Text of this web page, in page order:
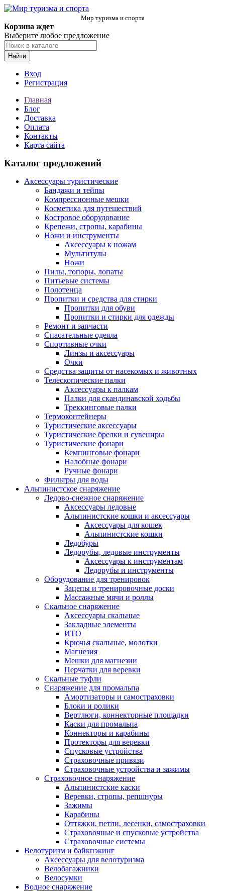
Мир туризма и спорта
Корзина ждет
Выберите любое предложение
Найти
Вход
Регистрация
Главная
Блог
Доставка
Оплата
Контакты
Карта сайта
Каталог предложений
Аксессуары туристические
Бандажи и тейпы
Компрессионные мешки
Косметика для путешествий
Костровое оборудование
Крепежи, стропы, карабины
Ножи и инструменты
Аксессуары к ножам
Мультитулы
Ножи
Пилы, топоры, лопаты
Питьевые системы
Полотенца
Пропитки и средства для стирки
Пропитки для обуви
Пропитки и стирки для одежды
Ремонт и запчасти
Спасательные одеяла
Спортивные очки
Линзы и аксессуары
Очки
Средства защиты от насекомых и животных
Телескопические палки
Аксессуары к палкам
Палки для скандинавской ходьбы
Треккинговые палки
Термоконтейнеры
Туристические аксессуары
Туристические брелки и сувениры
Туристические фонари
Кемпинговые фонари
Налобные фонари
Ручные фонари
Фильтры для воды
Альпинистское снаряжение
Ледово-снежное снаряжение
Аксессуары ледовые
Альпинистские кошки и аксессуары
Аксессуары для кошек
Альпинистские кошки
Ледобуры
Ледорубы, ледовые инструменты
Аксессуары к инструментам
Ледорубы и инструменты
Оборудование для тренировок
Зацепы и тренировочные доски
Массажные мячи и роллы
Скальное снаряжение
Аксессуары скальные
Закладные элементы
ИТО
Крючья скальные, молотки
Магнезия
Мешки для магнезии
Перчатки для веревки
Скальные туфли
Снаряжение для промальпа
Амортизаторы и самостраховки
Блоки и ролики
Вертлюги, коннекторные площадки
Каски для промальпа
Коннекторы и карабины
Протекторы для веревки
Спусковые устройства
Страховочные привязи
Страховочные устройства и зажимы
Страховочное снаряжение
Альпинистские каски
Веревки, стропы, репшнуры
Зажимы
Карабины
Оттяжки, петли, лесенки, самостраховки
Страховочные и спусковые устройства
Страховочные системы
Велотуризм и байкпэкинг
Аксессуары для велотуризма
Велобагажники
Велосумки
Водное снаряжение